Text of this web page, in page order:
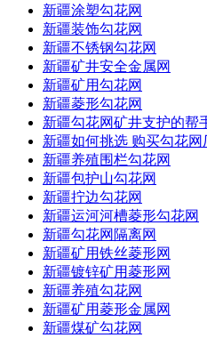
新疆涂塑勾花网
新疆装饰勾花网
新疆不锈钢勾花网
新疆矿井安全金属网
新疆矿用勾花网
新疆菱形勾花网
新疆勾花网矿井支护的帮
新疆如何挑选 购买勾花网
新疆养殖围栏勾花网
新疆包护山勾花网
新疆拧边勾花网
新疆运河河槽菱形勾花网
新疆勾花网隔离网
新疆矿用铁丝菱形网
新疆镀锌矿用菱形网
新疆养殖勾花网
新疆矿用菱形金属网
新疆煤矿勾花网